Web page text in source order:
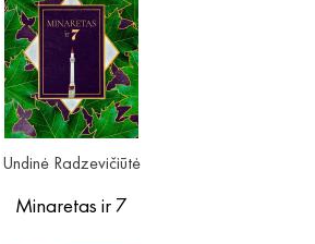
Undinė Radzevičiūtė
Minaretas ir 7